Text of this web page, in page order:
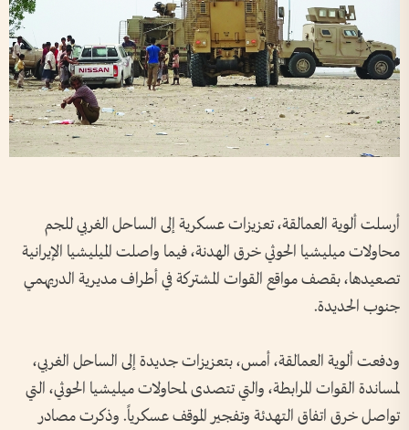
أرسلت ألوية العمالقة، تعزيزات عسكرية إلى الساحل الغربي للجم
محاولات ميليشيا الحوثي خرق الهدنة، فيما واصلت الميليشيا الإيرانية
تصعيدها، بقصف مواقع القوات المشتركة في أطراف مديرية الدريهمي
جنوب الحديدة.
ودفعت ألوية العمالقة، أمس، بتعزيزات جديدة إلى الساحل الغربي،
لمساندة القوات المرابطة، والتي تتصدى لمحاولات ميليشيا الحوثي، التي
تواصل خرق اتفاق التهدئة وتفجير الموقف عسكرياً. وذكرت مصادر